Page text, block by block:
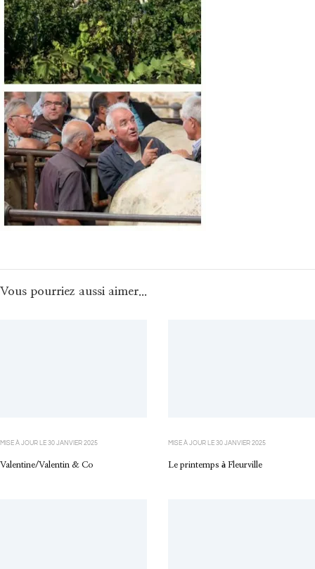
Vous pourriez aussi aimer...
MISE À JOUR LE 30 JANVIER 2025
Valentine/Valentin & Co
MISE À JOUR LE 30 JANVIER 2025
Le printemps à Fleurville